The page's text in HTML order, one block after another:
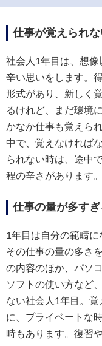
仕事が覚えられ
社会人1年目は、想像
辛い思いをします。
形式があり、新しく
るけれど、まだ環境
かなか仕事も覚えら
中で、覚えなければ
られない時は、途中
程の辛さがあります。
仕事の量が多すぎ
1年目は自分の範疇に
その仕事の量の多さ
の内容のほか、パソ
ソフトの使い方など
ない社会人1年目。
に、プライベートな
時もあります。復習